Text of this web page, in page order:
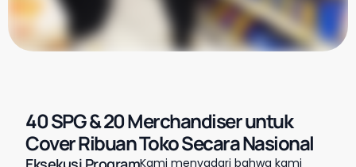
40 SPG & 20 Merchandiser untuk
Cover Ribuan Toko Secara Nasional
Kami menyadari bahwa kami